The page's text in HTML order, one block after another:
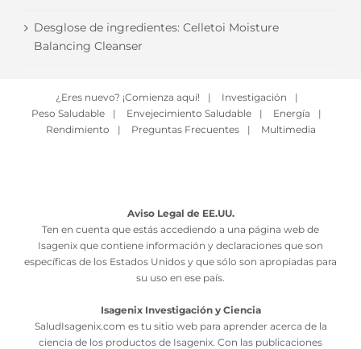
Desglose de ingredientes: Celletoi Moisture
Balancing Cleanser
¿Eres nuevo? ¡Comienza aquí! | Investigación
|
Peso Saludable
| Envejecimiento Saludable | Energía
|
Rendimiento
| Preguntas Frecuentes | Multimedia
Aviso Legal de EE.UU.
Ten en cuenta que estás accediendo a una página web de
Isagenix que contiene información y declaraciones que son
específicas de los Estados Unidos y que sólo son apropiadas para
su uso en ese país.
Isagenix Investigación y Ciencia
SaludIsagenix.com es tu sitio web para aprender acerca de la
ciencia de los productos de Isagenix. Con las publicaciones